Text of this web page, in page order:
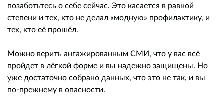
позаботьтесь о себе сейчас. Это касается в равной
степени и тех, кто не делал «модную» профилактику, и
тех, кто её прошёл.
Можно верить ангажированным СМИ, что у вас всё
пройдет в лёгкой форме и вы надежно защищены. Но
уже достаточно собрано данных, что это не так, и вы
по-прежнему в опасности.